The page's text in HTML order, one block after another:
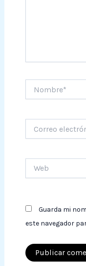
electrónico*
Guarda mi
este navegador